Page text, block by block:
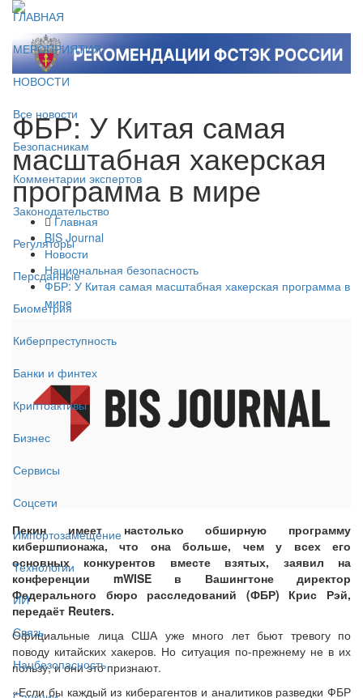
ГЛАВНАЯ
МЕРОПРИЯТИЯ
НОВОСТИ
Все новости
Безопасникам
Комментарии экспертов
Законодательство
Регуляторы
Персданные
Биометрия
Киберпреступность
Банки и финтех
Криптоактивы
Бизнес
Сервисы
Соцсети
Импортозамещение
Технологии
ИИ
Связь
Нацбезопасность
ФБР: У Китая самая
масштабная хакерская
программа в мире
Главная
BIS Journal
Новости
Национальная безопасность
ФБР: У Китая самая масштабная хакерская программа в
мире
Пекин имеет настолько обширную программу
кибершпионажа, что она больше, чем у всех его
основных конкурентов вместе взятых, заявил на
конференции mWISE в Вашингтоне директор
Федерального бюро расследований (ФБР) Крис Рэй,
передаёт Reuters.
Официальные лица США уже много лет бьют тревогу по
поводу китайских хакеров. Но ситуация по-прежнему не в их
пользу, и они это признают.
«Если бы каждый из киберагентов и аналитиков разведки ФБР